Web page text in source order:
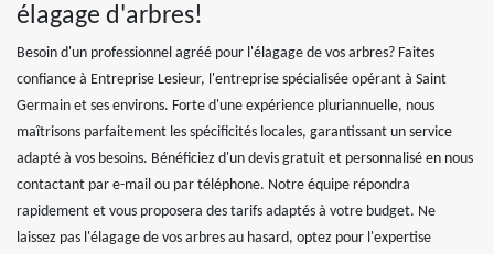
élagage d'arbres!
Besoin d'un professionnel agréé pour l'élagage de vos arbres? Faites
confiance à Entreprise Lesieur, l'entreprise spécialisée opérant à Saint
Germain et ses environs. Forte d'une expérience pluriannuelle, nous
maîtrisons parfaitement les spécificités locales, garantissant un service
adapté à vos besoins. Bénéficiez d'un devis gratuit et personnalisé en nous
contactant par e-mail ou par téléphone. Notre équipe répondra
rapidement et vous proposera des tarifs adaptés à votre budget. Ne
laissez pas l'élagage de vos arbres au hasard, optez pour l'expertise